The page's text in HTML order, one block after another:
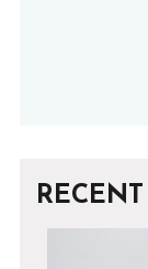
RECENT